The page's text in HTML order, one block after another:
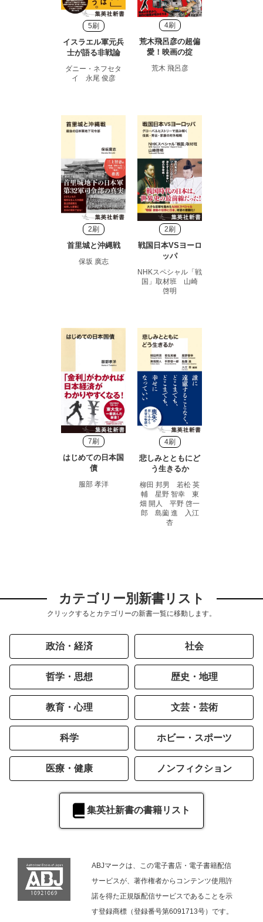
5刷
イスラエル軍元兵
士が語る非戦論
ダニー・ネフセタ
イ 永尾 俊彦
4刷
荒木飛呂彦の超偏
愛！映画の掟
荒木 飛呂彦
2刷
首里城と沖縄戦
保坂 廣志
2刷
戦国日本VSヨーロ
ッパ
NHKスペシャル「戦
国」取材班 山崎
啓明
7刷
はじめての日本国
債
服部 孝洋
4刷
悲しみとともにど
う生きるか
柳田 邦男 若松 英
輔 星野 智幸 東
畑 開人 平野 啓一
郎 島薗 進 入江
杏
カテゴリー別新書リスト
クリックするとカテゴリーの新書一覧に移動します。
政治・経済 社会
哲学・思想 歴史・地理
教育・心理 文芸・芸術
科学 ホビー・スポーツ
医療・健康 ノンフィクション
集英社新書の書籍リスト
ABJマークは、この電子書店・電子書籍配信
サービスが、著作権者からコンテンツ使用許
諾を得た正規版配信サービスであることを示
す登録商標（登録番号第6091713号）です。